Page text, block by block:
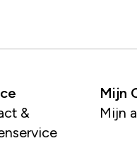
&
Mijn
Mijn